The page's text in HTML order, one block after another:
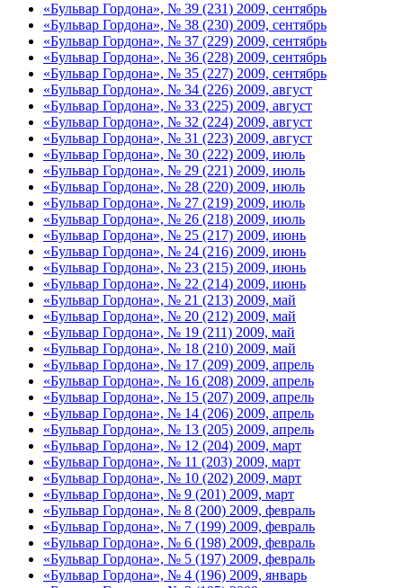
«Бульвар Гордона», № 39 (231) 2009, сентябрь
«Бульвар Гордона», № 38 (230) 2009, сентябрь
«Бульвар Гордона», № 37 (229) 2009, сентябрь
«Бульвар Гордона», № 36 (228) 2009, сентябрь
«Бульвар Гордона», № 35 (227) 2009, сентябрь
«Бульвар Гордона», № 34 (226) 2009, август
«Бульвар Гордона», № 33 (225) 2009, август
«Бульвар Гордона», № 32 (224) 2009, август
«Бульвар Гордона», № 31 (223) 2009, август
«Бульвар Гордона», № 30 (222) 2009, июль
«Бульвар Гордона», № 29 (221) 2009, июль
«Бульвар Гордона», № 28 (220) 2009, июль
«Бульвар Гордона», № 27 (219) 2009, июль
«Бульвар Гордона», № 26 (218) 2009, июль
«Бульвар Гордона», № 25 (217) 2009, июнь
«Бульвар Гордона», № 24 (216) 2009, июнь
«Бульвар Гордона», № 23 (215) 2009, июнь
«Бульвар Гордона», № 22 (214) 2009, июнь
«Бульвар Гордона», № 21 (213) 2009, май
«Бульвар Гордона», № 20 (212) 2009, май
«Бульвар Гордона», № 19 (211) 2009, май
«Бульвар Гордона», № 18 (210) 2009, май
«Бульвар Гордона», № 17 (209) 2009, апрель
«Бульвар Гордона», № 16 (208) 2009, апрель
«Бульвар Гордона», № 15 (207) 2009, апрель
«Бульвар Гордона», № 14 (206) 2009, апрель
«Бульвар Гордона», № 13 (205) 2009, апрель
«Бульвар Гордона», № 12 (204) 2009, март
«Бульвар Гордона», № 11 (203) 2009, март
«Бульвар Гордона», № 10 (202) 2009, март
«Бульвар Гордона», № 9 (201) 2009, март
«Бульвар Гордона», № 8 (200) 2009, февраль
«Бульвар Гордона», № 7 (199) 2009, февраль
«Бульвар Гордона», № 6 (198) 2009, февраль
«Бульвар Гордона», № 5 (197) 2009, февраль
«Бульвар Гордона», № 4 (196) 2009, январь